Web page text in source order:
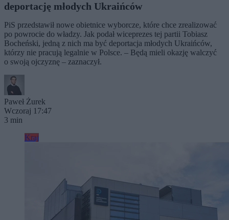
deportację młodych Ukraińców
PiS przedstawił nowe obietnice wyborcze, które chce zrealizować
po powrocie do władzy. Jak podał wiceprezes tej partii Tobiasz
Bocheński, jedną z nich ma być deportacja młodych Ukraińców,
którzy nie pracują legalnie w Polsce. – Będą mieli okazję walczyć
o swoją ojczyznę – zaznaczył.
Paweł Żurek
Wczoraj 17:47
3 min
Kraj